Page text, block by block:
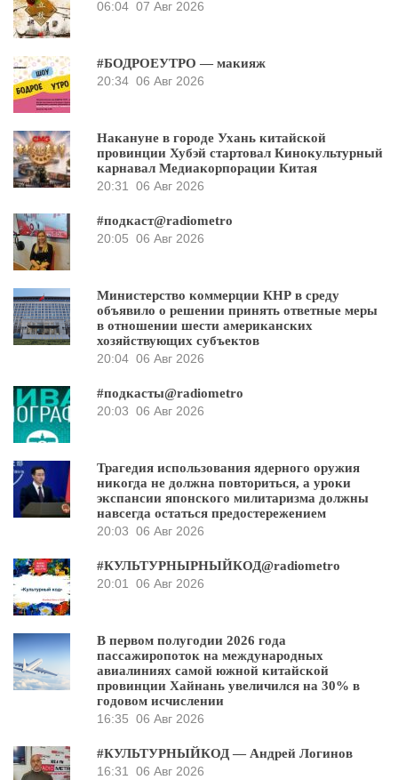
06:04 07 Авг 2026
#БОДРОЕУТРО — макияж
20:34 06 Авг 2026
Накануне в городе Ухань китайской
провинции Хубэй стартовал Кинокультурный
карнавал Медиакорпорации Китая
20:31
06 Авг 2026
#подкаст@radiometro
20:05 06 Авг 2026
Министерство коммерции КНР в среду
объявило о решении принять ответные меры
в отношении шести американских
хозяйствующих субъектов
20:04 06 Авг 2026
#подкасты@radiometro
20:03 06 Авг 2026
Трагедия использования ядерного оружия
никогда не должна повториться, а уроки
экспансии японского милитаризма должны
навсегда остаться предостережением
20:03 06 Авг 2026
#КУЛЬТУРНЫРНЫЙКОД@radiometro
20:01
06 Авг 2026
В первом полугодии 2026 года
пассажиропоток на международных
авиалиниях самой южной китайской
провинции Хайнань увеличился на 30% в
годовом исчислении
16:35 06 Авг 2026
#КУЛЬТУРНЫЙКОД — Андрей Логинов
16:31
06 Авг 2026